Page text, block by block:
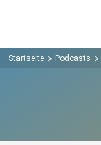
Startseite Podcasts